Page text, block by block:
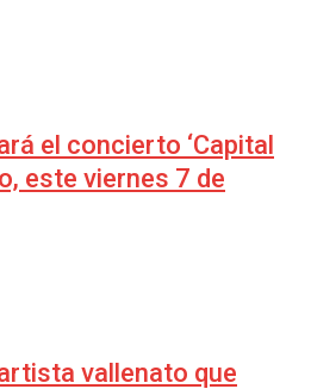
el concierto ‘Capital
este viernes 7 de
vallenato que